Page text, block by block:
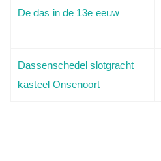
De das in de 13e eeuw
Dassenschedel slotgracht
kasteel Onsenoort